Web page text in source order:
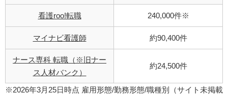
看護roo!転職 240,000件※
マイナビ看護師 約90,400件
ナース専科 転職（※旧ナー
ス人材バンク）
約24,500件
※2026年3月25日時点 雇用形態/勤務形態/職種別（サイト未掲載